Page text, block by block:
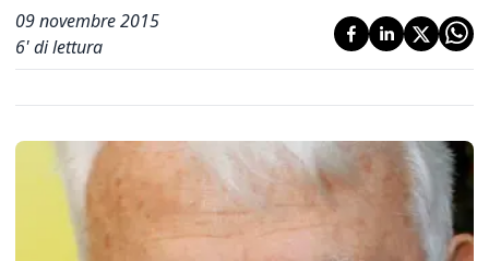
09 novembre 2015
6' di lettura